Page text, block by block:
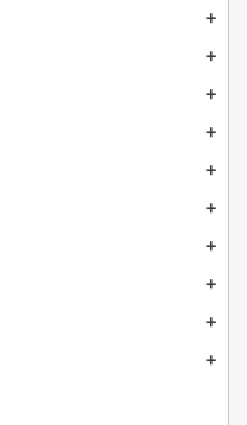
add
add
add
add
add
add
add
add
add
add